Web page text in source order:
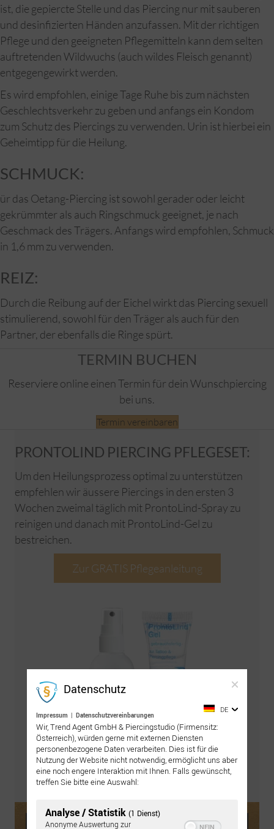
ist, die gepiercte Stelle und das Piercing nur mit sauberen
und desinfizierten Händen anzufassen. Mit der richtigen
Pflege und den geeigneten Pflegemitteln kann dem selten
auftretenden Wildwuchs (auch wildes Fleisch genannt)
entgegengewirkt werden.
Es wird empfohlen, einige Tage Ruhe bis zum nächsten
Geschlechtsverkehr zu geben und anfangs ein Kondom
zum Schutz des Piercings zu verwenden. Urin ist hierbei ein
Geheimtipp für die Heilung.
SCHMUCK:
ür das Oetang-Piercing ist sowohl gerader oder leicht
gekrümmter als auch Ringschmuck geeignet, je nach
Geschmack des Trägers. Anfangs wird empfohlen, Schmuck
in 1,6 mm zu verwenden.
REIZ:
Durch die Reibung auf der Eichel wirkt das Piercing sexuell
stimulierend, sowohl für den Träger als auch für den
Partner, der ebenfalls die Ringe spürt.
TERMIN BUCHEN
Reserviere online einen Termin für dein Wunschpiercing
bei uns.
Termin vereinbaren
PRONTOLIND PIERCING PFLEGESET:
Um den Heilungsprozess optimal zu unterstützen
empfehlen wir äussere Piercings in den ersten 3
Wochen zweimal täglich mit ProntoLind-Spray zu
reinigen und danach mit ProntoLind-Gel zu
bestreichen.
Zur GRATIS Pflegeanleitung
Pflegeset bestellen
Datenschutz
Impressum | Datenschutzvereinbarungen
DE
Wir, Trend Agent GmbH & Piercingstudio (Firmensitz:
Österreich), würden gerne mit externen Diensten
personenbezogene Daten verarbeiten. Dies ist für die
Nutzung der Website nicht notwendig, ermöglicht uns aber
eine noch engere Interaktion mit Ihnen. Falls gewünscht,
treffen Sie bitte eine Auswahl:
Analyse / Statistik (1 Dienst)
Anonyme Auswertung zur